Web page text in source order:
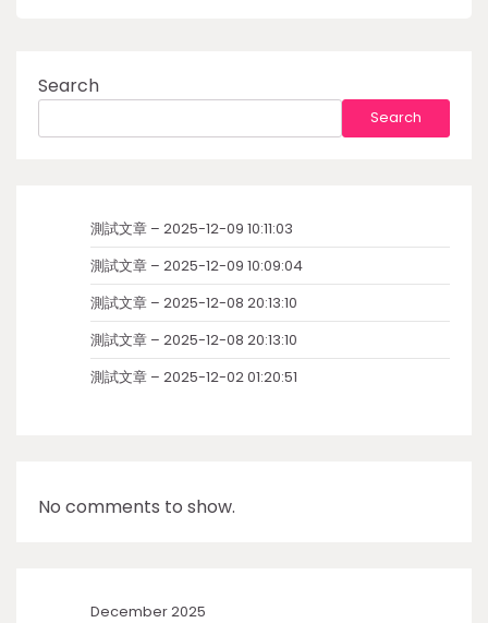
Search
Search
測試文章 – 2025-12-09 10:11:03
測試文章 – 2025-12-09 10:09:04
測試文章 – 2025-12-08 20:13:10
測試文章 – 2025-12-08 20:13:10
測試文章 – 2025-12-02 01:20:51
No comments to show.
December 2025